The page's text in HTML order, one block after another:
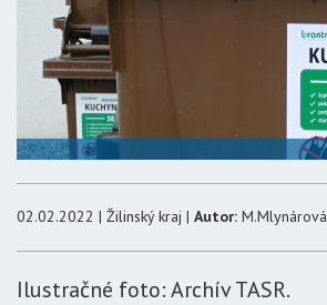
02.02.2022 | Žilinský kraj | Autor: M.Mlynárová
Ilustračné foto: Archív TASR.